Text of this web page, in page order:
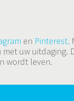
en Pinterest.
uw uitdaging.
wordt leven.